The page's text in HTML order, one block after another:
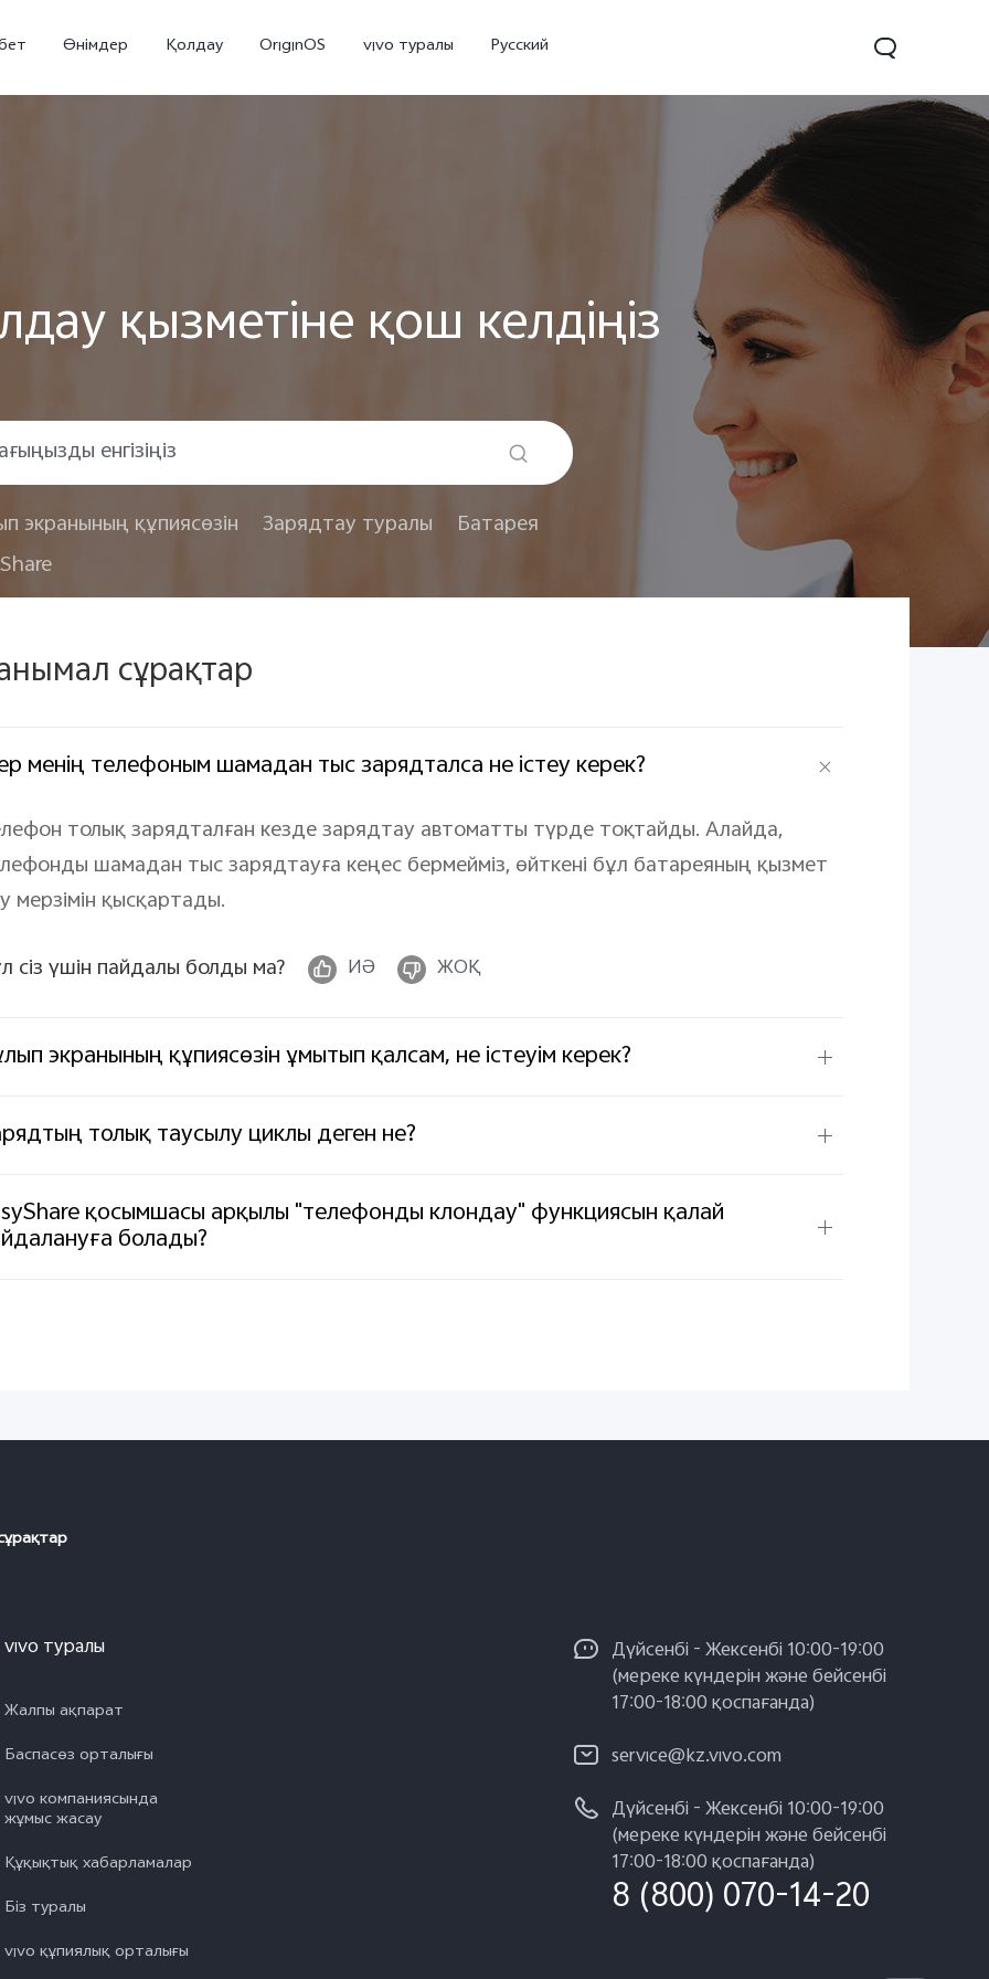
Өнімдер Қолдау OriginOS vivo туралы Русский
X200 FE жаңа V60 жаңа
қызметіне қош келдіңіз
экранының құпиясөзін Зарядтау туралы
Батарея
сұрақтар
менің телефоным шамадан тыс зарядталса не істеу керек?
толық зарядталған кезде зарядтау автоматты түрде тоқтайды. Алайда,
шамадан тыс зарядтауға кеңес бермейміз, өйткені бұл батареяның қызмет
мерзімін қысқартады.
сіз үшін пайдалы болды ма?
ИӘ ЖОҚ
экранының құпиясөзін ұмытып қалсам, не істеуім керек?
толық таусылу циклы деген не?
қосымшасы арқылы "телефонды клондау" функциясын қалай
болады?
vivo туралы
Жалпы ақпарат
Баспасөз орталығы
vivo компаниясында
жұмыс жасау
Құқықтық хабарламалар
Біз туралы
vivo құпиялық орталығы
Дүйсенбі - Жексенбі 10:00-19:00
(мереке күндерін және бейсенбі
17:00-18:00 қоспағанда)
service@kz.vivo.com
Дүйсенбі - Жексенбі 10:00-19:00
(мереке күндерін және бейсенбі
17:00-18:00 қоспағанда)
8 (800) 070-14-20